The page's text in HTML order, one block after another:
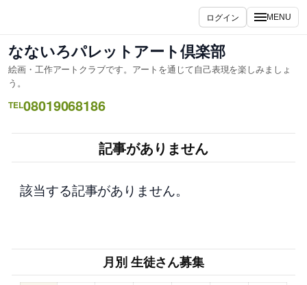
ス
キ
プ
ログイン MENU
なないろパレットアート倶楽部
絵画・工作アートクラブです。アートを通じて自己表現を楽しみましょ
う。
TEL08019068186
記事がありません
該当する記事がありません。
月別 生徒さん募集